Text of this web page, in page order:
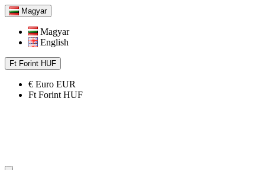
Magyar
Magyar
English
Ft Forint HUF
€ Euro EUR
Ft Forint HUF